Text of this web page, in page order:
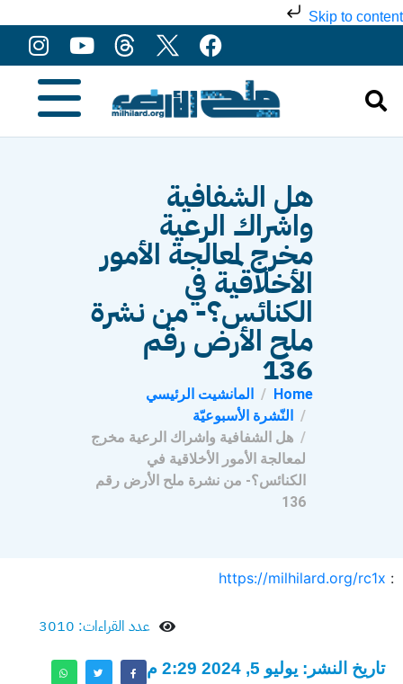
Skip to content
هل الشفافية
واشراك الرعية
مخرج لمعالجة الأمور
الأخلاقية في
الكنائس؟- من نشرة
ملح الأرض رقم
136
Home
المانشيت الرئيسي
النّشرة الأسبوعيّة
هل الشفافية واشراك الرعية مخرج
لمعالجة الأمور الأخلاقية في
الكنائس؟- من نشرة ملح الأرض رقم
136
:
https://milhilard.org/rc1x
عدد القراءات: 3010
تاريخ النشر: يوليو 5, 2024 2:29 م